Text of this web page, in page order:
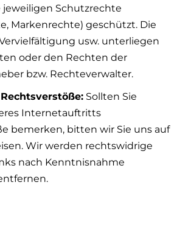
Schutzrechte
Markenrechte) geschützt. Die
usw. unterliegen
oder den Rechten der
bzw. Rechteverwalter.
Sollten Sie
Internetauftritts
bemerken, bitten wir Sie uns auf
Wir werden rechtswidrige
nach Kenntnisnahme